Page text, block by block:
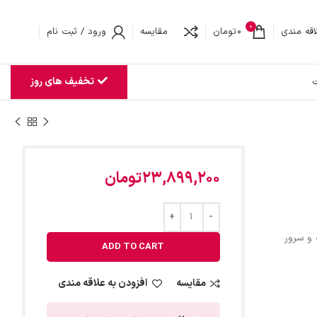
مندی 0
0تومان مقایسه ورود / ثبت نام
تخفیف های روز
سرور
23,899,200تومان
ADD TO CART
مقایسه افزودن به علاقه مندی